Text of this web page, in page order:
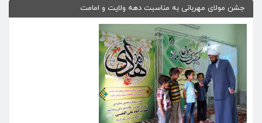
جشن مولای مهربانی به مناسبت دهه ولایت و امامت